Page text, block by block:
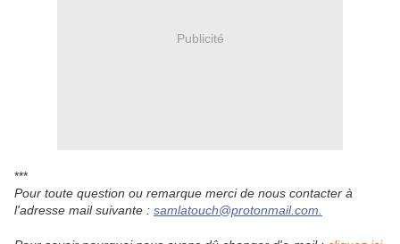
Publicité
***
Pour toute question ou remarque merci de nous contacter à
l'adresse mail suivante : samlatouch@protonmail.com.